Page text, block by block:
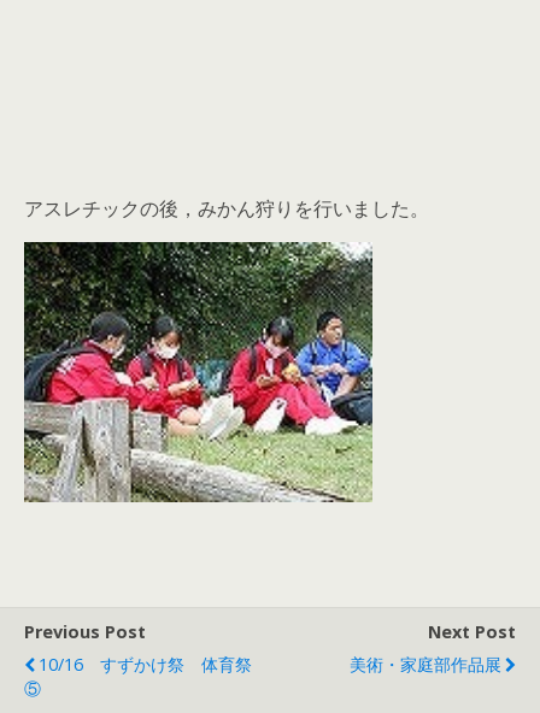
アスレチックの後，みかん狩りを行いました。
Previous Post
10/16 すずかけ祭 体育祭
⑤
Next Post
美術・家庭部作品展